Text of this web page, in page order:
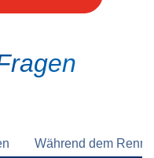
Während dem